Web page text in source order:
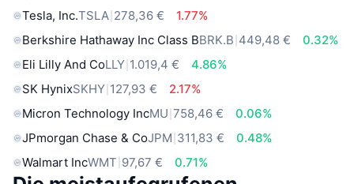
Tesla, Inc.TSLA 278,36 €
1.77%
Berkshire Hathaway Inc Class BBRK.B 449,48 €
0.32%
Eli Lilly And CoLLY 1.019,4 €
4.86%
SK HynixSKHY 127,93 €
2.17%
Micron Technology IncMU 758,46 €
0.06%
JPmorgan Chase & CoJPM 311,83 €
0.48%
Walmart IncWMT 97,67 € 0.71%